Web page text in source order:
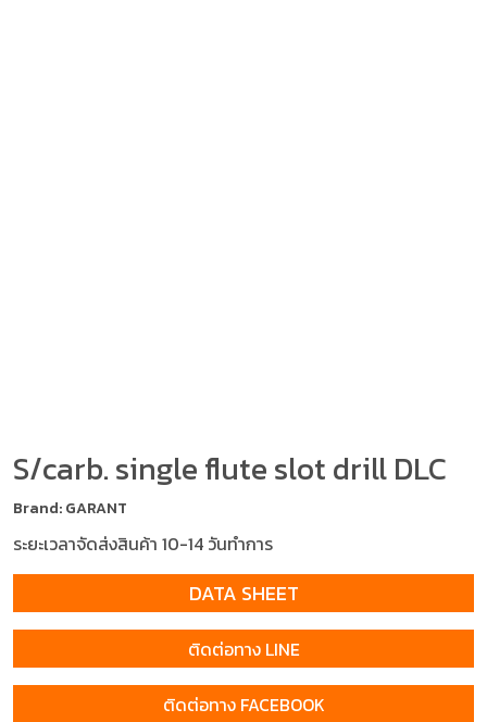
S/carb. single flute slot drill DLC
Brand: GARANT
ระยะเวลาจัดส่งสินค้า 10-14 วันทำการ
DATA SHEET
ติดต่อทาง LINE
ติดต่อทาง FACEBOOK